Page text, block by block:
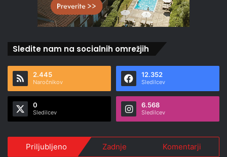
Sledite nam na socialnih omrežjih
2.445
Naročnikov
12.352
Sledilcev
0
Sledilcev
6.568
Sledilcev
Priljubljeno Zadnje Komentarji